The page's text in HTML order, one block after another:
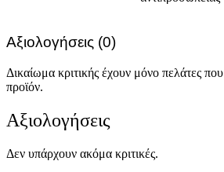
Αξιολογήσεις (0)
Δικαίωμα κριτικής έχουν μόνο πελάτες
προϊόν.
Αξιολογήσεις
Δεν υπάρχουν ακόμα κριτικές.